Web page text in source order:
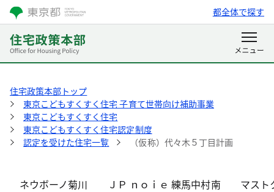
都全体で探す
住宅政策本部トップ
東京こどもすくすく住宅 子育て世帯向け補助事業
東京こどもすくすく住宅
東京こどもすくすく住宅認定制度
認定を受けた住宅一覧
（仮称）代々木５丁目計画
ネウボーノ菊川 ＪＰ ｎｏｉｅ 練馬中村南 マスト